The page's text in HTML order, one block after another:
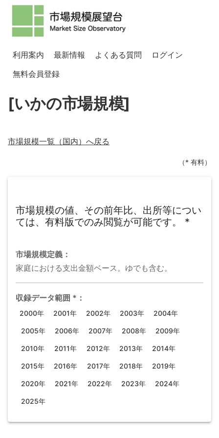
利用案内 最新情報 よくある質問
ログイン
無料会員登録
[いかの市場規模]
市場規模一覧（国内）へ戻る
（* 有料）
市場規模の値、その前年比、出所等につい
ては、有料版でのみ閲覧が可能です。
*
市場規模定義：
家庭における支出金額ベース。ゆでも含む。
収録データ範囲 * ：
2000年 2001年 2002年 2003年 2004年
2005年 2006年 2007年 2008年 2009年
2010年 2011年 2012年 2013年 2014年
2015年 2016年 2017年 2018年 2019年
2020年 2021年 2022年 2023年 2024年
2025年